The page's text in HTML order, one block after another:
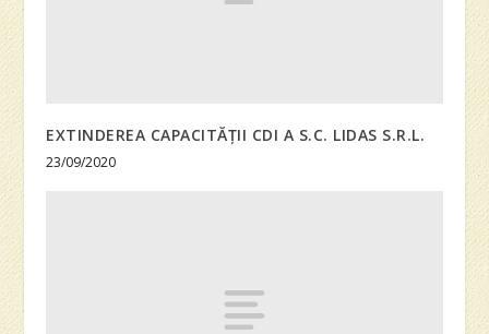
EXTINDEREA CAPACITĂȚII CDI A S.C. LIDAS S.R.L.
23/09/2020